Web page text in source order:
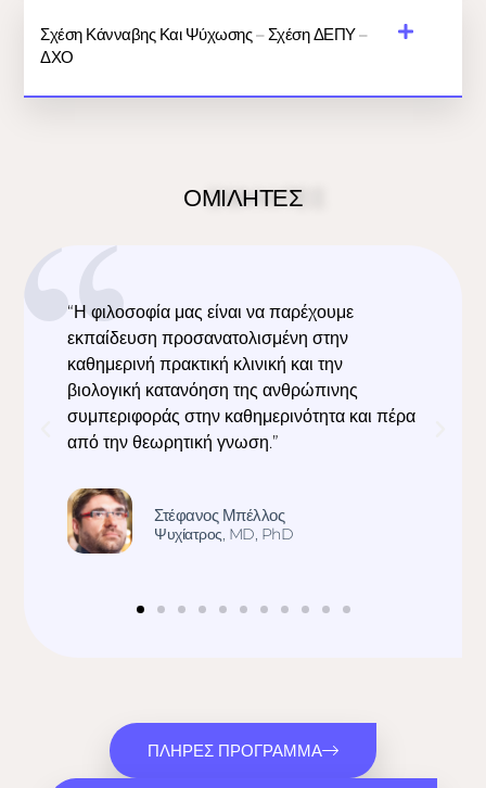
Σχέση Κάνναβης Και Ψύχωσης – Σχέση ΔΕΠΥ –
ΔΧΟ
ΟΜΙΛΗΤΕΣ
ομ Καθηγήτρια Ψυχιατρικής ΕΚΠΑ,
European Monitoring Centre for Drugs
and Drug Addiction - Πρώην Πρόεδρος
ΟΚΑΝΑ
ΠΛΗΡΕΣ ΠΡΟΓΡΑΜΜΑ